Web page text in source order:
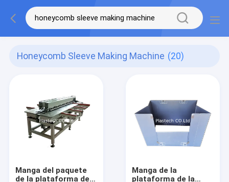
Honeycomb Sleeve Making Machine (20)
Manga del paquete
de la plataforma de
Manga de la
plataforma de la